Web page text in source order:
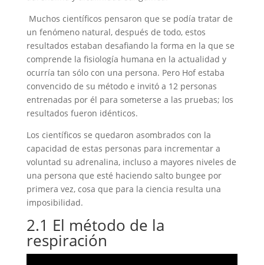
Muchos científicos pensaron que se podía tratar de
un fenómeno natural, después de todo, estos
resultados estaban desafiando la forma en la que se
comprende la fisiología humana en la actualidad y
ocurría tan sólo con una persona. Pero Hof estaba
convencido de su método e invitó a 12 personas
entrenadas por él para someterse a las pruebas; los
resultados fueron idénticos.
Los científicos se quedaron asombrados con la
capacidad de estas personas para incrementar a
voluntad su adrenalina, incluso a mayores niveles de
una persona que esté haciendo salto bungee por
primera vez, cosa que para la ciencia resulta una
imposibilidad.
2.1 El método de la
respiración